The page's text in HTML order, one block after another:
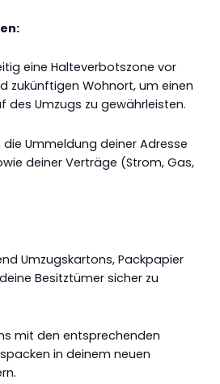
eine Halteverbotszone vor
zukünftigen Wohnort, um einen
des Umzugs zu gewährleisten.
Ummeldung deiner Adresse
deiner Verträge (Strom, Gas,
Umzugskartons, Packpapier
Besitztümer sicher zu
mit den entsprechenden
in deinem neuen